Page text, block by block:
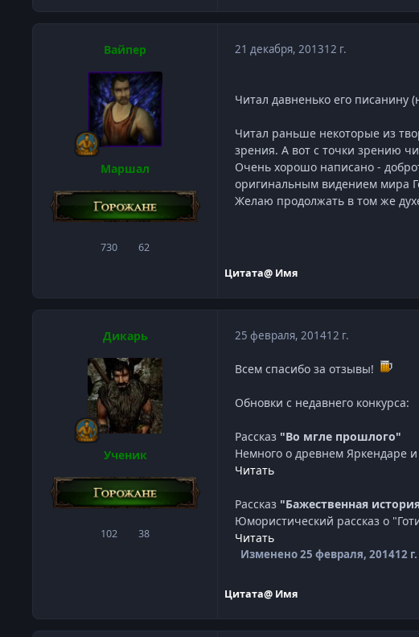
Вайпер
Маршал
730сообщения
62Репутация
21 декабря, 201312 г.
Читал давненько его писанину
Читал раньше некоторые из
зрения. А вот с точки зрению
Очень хорошо написано -
оригинальным видением мира
Желаю продолжать в том же
Цитата@ Имя
Дикарь
Ученик
102сообщения
38Репутация
25 февраля, 201412 г.
Всем спасибо за отзывы!
Обновки с недавнего конкурса:
Рассказ "Во мгле прошлого"
Немного о древнем Яркендаре и
Читать
Рассказ "Бажественная
Юмористический рассказ о
Читать
Изменено25 февраля, 201412 г.
Цитата@ Имя